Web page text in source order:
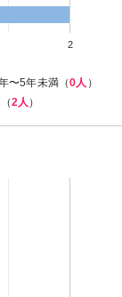
2
〜5年未満（0人 ）
2人 ）